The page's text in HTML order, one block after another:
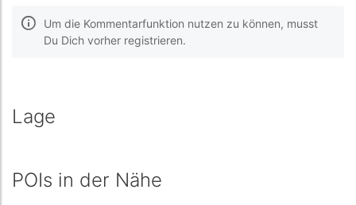
Um die Kommentarfunktion nutzen zu können, musst
Du Dich vorher registrieren.
Lage
POIs in der Nähe